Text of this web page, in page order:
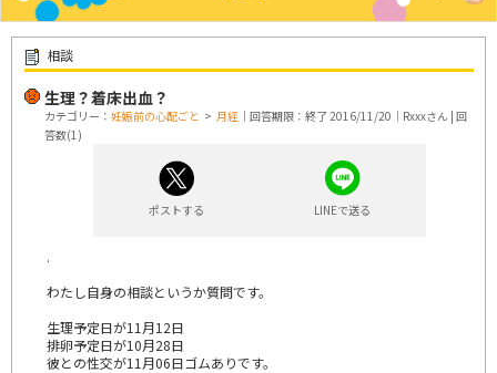
相談
生理？着床出血？
カテゴリー： 妊娠前の心配ごと > 月経 ｜回答期限：終了 2016/11/20｜Rxxxさん | 回
答数(1)
ポストする LINEで送る
.
わたし自身の相談というか質問です。
生理予定日が11月12日
排卵予定日が10月28日
彼との性交が11月06日ゴムありです。